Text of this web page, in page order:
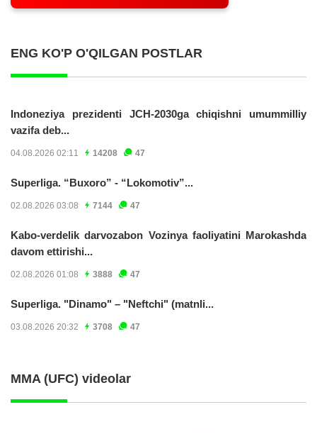
ENG KO'P O'QILGAN POSTLAR
Indoneziya prezidenti JCH-2030ga chiqishni umummilliy
vazifa deb...
04.08.2026 02:11 14208 47
Superliga. “Buxoro” - “Lokomotiv”...
02.08.2026 03:08 7144 47
Kabo-verdelik darvozabon Vozinya faoliyatini Marokashda
davom ettirishi...
02.08.2026 01:08 3888 47
Superliga. "Dinamo" – "Neftchi" (matnli...
03.08.2026 20:32 3708 47
MMA (UFC) videolar